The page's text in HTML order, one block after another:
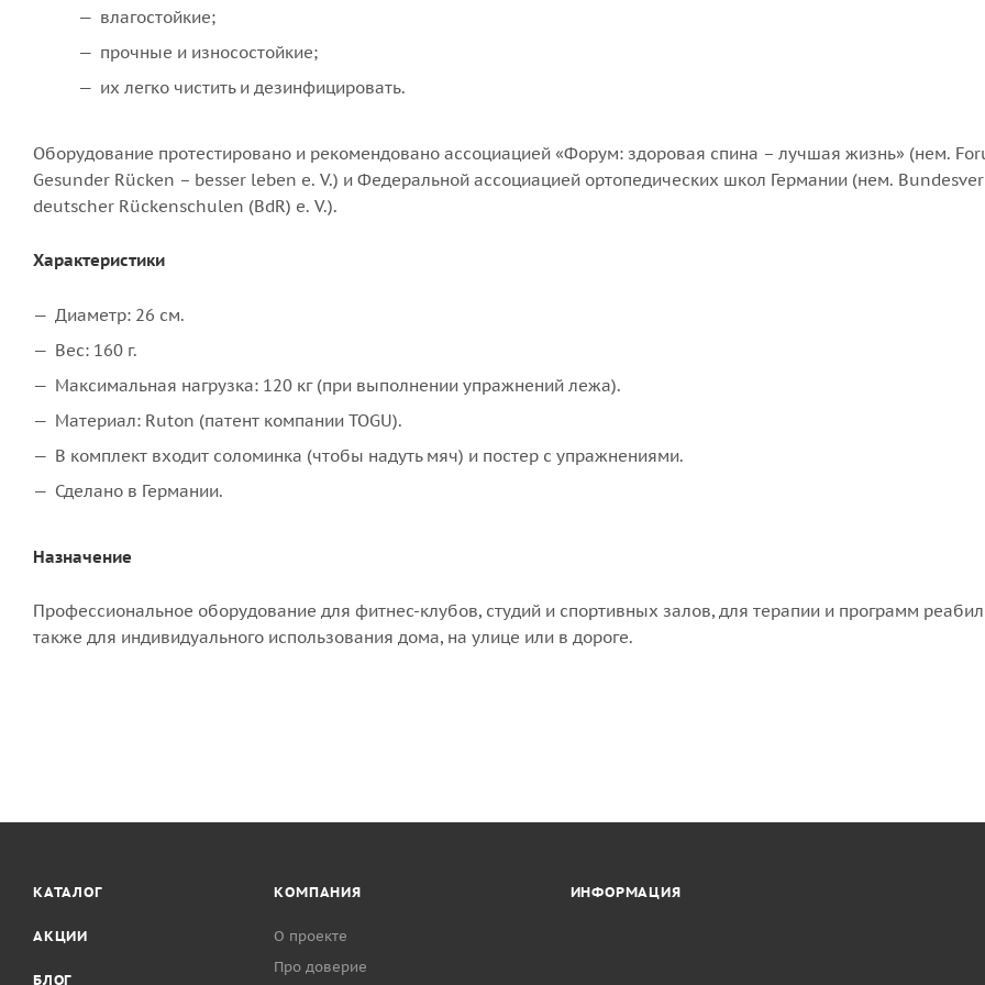
влагостойкие;
прочные и износостойкие;
их легко чистить и дезинфицировать.
Оборудование протестировано и рекомендовано ассоциацией «Форум: здоровая спина – лучшая жизнь» (нем.
Gesunder Rücken – besser leben e. V.) и Федеральной ассоциацией ортопедических школ Германии (нем.
deutscher Rückenschulen (BdR) e. V.).
Характеристики
Диаметр: 26 см.
Вес: 160 г.
Максимальная нагрузка: 120 кг (при выполнении упражнений лежа).
Материал: Ruton (патент компании TOGU).
В комплект входит соломинка (чтобы надуть мяч) и постер с упражнениями.
Сделано в Германии.
Назначение
Профессиональное оборудование для фитнес-клубов, студий и спортивных залов, для терапии и программ
также для индивидуального использования дома, на улице или в дороге.
КАТАЛОГ
АКЦИИ
БЛОГ
КОМПАНИЯ
О проекте
Про доверие
ИНФОРМАЦИЯ